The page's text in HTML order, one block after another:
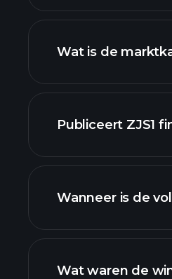
Wat is de
Publiceert ZJS1
Wanneer is de
Wat waren de